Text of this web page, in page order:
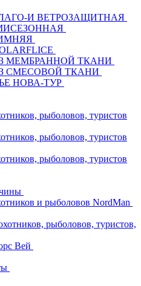
И ВЕТРОЗАЩИТНАЯ
МЕМБРАННОЙ ТКАНИ
СМЕСОВОЙ ТКАНИ
НОВА-ТУР
рыболовов, туристов
рыболовов, туристов
рыболовов, туристов
и рыболовов NordMan
рыболовов, туристов,
Вей